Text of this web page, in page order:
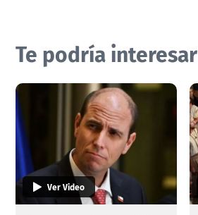
Te podría interesar
Ver Video